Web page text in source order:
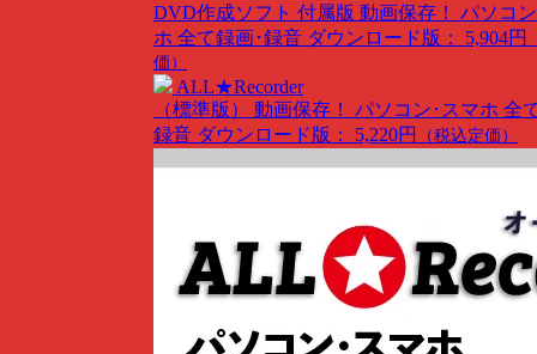
DVD作成ソフト 付属版 動画保存！ パソコ
ホ 全て録画･録音 ダウンロード版： 5,904円
価）
ALL★Recorder
（標準版） 動画保存！ パソコン･スマホ 全
録音 ダウンロード版： 5,220円 （税込定価）